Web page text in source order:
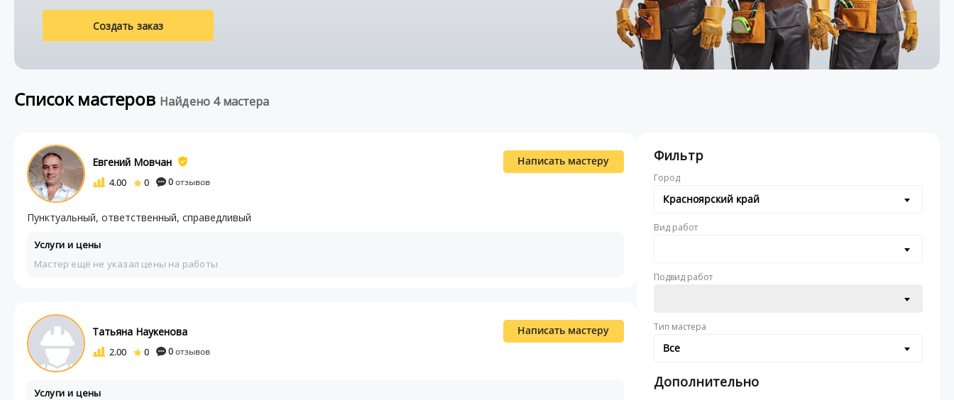
Создать заказ
Список мастеров Найдено 4 мастера
Евгений Мовчан
4.00 0 0отзывов
Написать мастеру
Пунктуальный, ответственный, справедливый
Услуги и цены
Мастер ещё не указал цены на работы
Татьяна Наукенова
2.00 0 0отзывов
Написать мастеру
Услуги и цены
Фильтр
Город
Красноярский край
Вид работ
Подвид работ
Тип мастера
Все
Дополнительно